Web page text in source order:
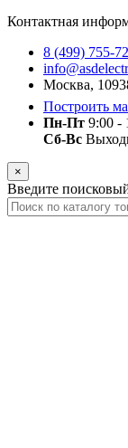
Контактная
8 (499) 755-
Москва,
Построить
Пн-Пт 9:00 -
Сб-Вс
×
Введите